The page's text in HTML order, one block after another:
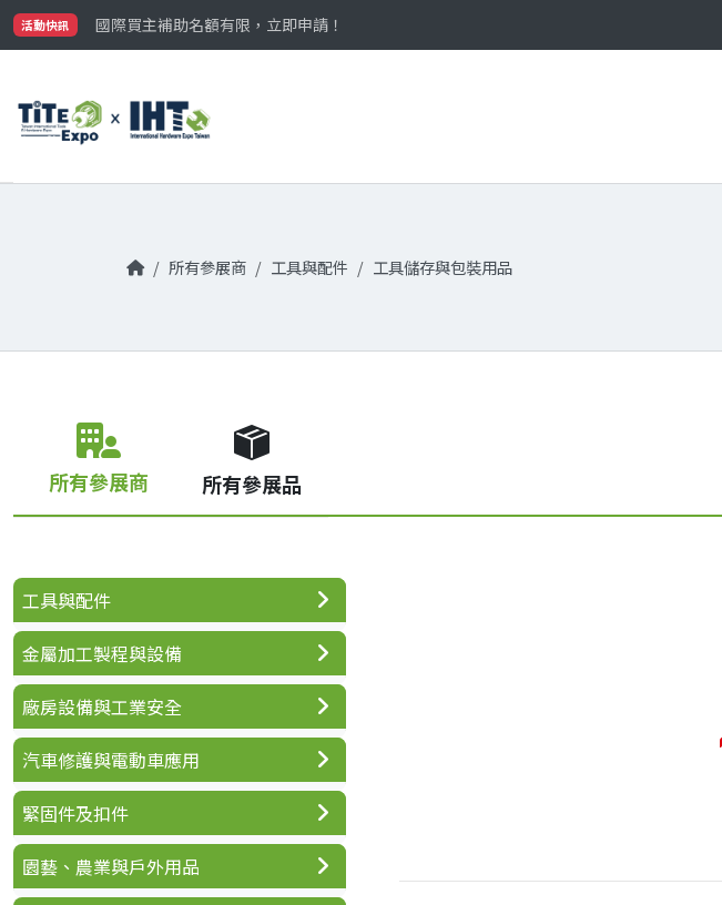
活動快訊
國際買主補助名額有限，立即申請！
參觀門票開放申請中‼️
所有參展商 工具與配件 工具儲存與包裝用品
所有參展商 所有參展品
工具與配件
金屬加工製程與設備
廠房設備與工業安全
汽車修護與電動車應用
緊固件及扣件
園藝、農業與戶外用品